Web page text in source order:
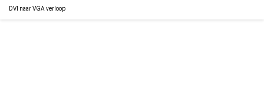
DVI naar VGA verloop